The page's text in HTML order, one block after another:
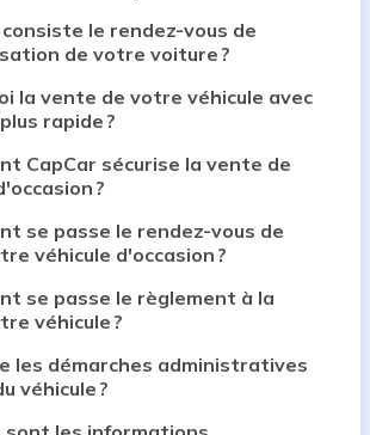
consiste le rendez-vous de
de votre voiture ?
la vente de votre véhicule avec
rapide ?
CapCar sécurise la vente de
?
se passe le rendez-vous de
véhicule d'occasion ?
se passe le règlement à la
véhicule ?
les démarches administratives
véhicule ?